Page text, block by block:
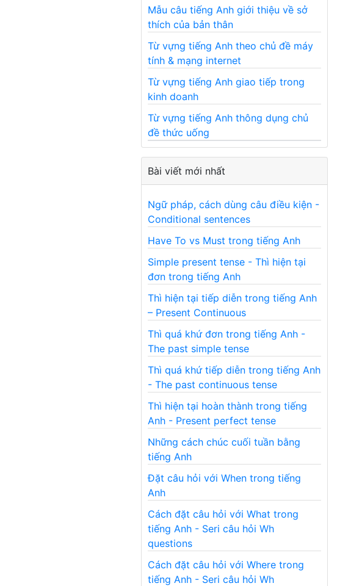
Mẫu câu tiếng Anh giới thiệu về sở
thích của bản thân
Từ vựng tiếng Anh theo chủ đề máy
tính & mạng internet
Từ vựng tiếng Anh giao tiếp trong
kinh doanh
Từ vựng tiếng Anh thông dụng chủ
đề thức uống
Bài viết mới nhất
Ngữ pháp, cách dùng câu điều kiện -
Conditional sentences
Have To vs Must trong tiếng Anh
Simple present tense - Thì hiện tại
đơn trong tiếng Anh
Thì hiện tại tiếp diễn trong tiếng Anh
– Present Continuous
Thì quá khứ đơn trong tiếng Anh -
The past simple tense
Thì quá khứ tiếp diễn trong tiếng Anh
- The past continuous tense
Thì hiện tại hoàn thành trong tiếng
Anh - Present perfect tense
Những cách chúc cuối tuần bằng
tiếng Anh
Đặt câu hỏi với When trong tiếng
Anh
Cách đặt câu hỏi với What trong
tiếng Anh - Seri câu hỏi Wh
questions
Cách đặt câu hỏi với Where trong
tiếng Anh - Seri câu hỏi Wh